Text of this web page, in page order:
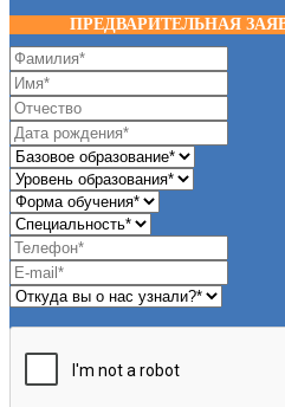
ПРЕДВАРИТЕЛЬНАЯ